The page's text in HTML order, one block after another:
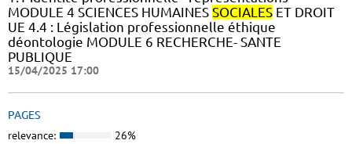
MODULE 4 SCIENCES HUMAINES SOCIALES ET DROIT
UE 4.4 : Législation professionnelle éthique
déontologie MODULE 6 RECHERCHE- SANTE
PUBLIQUE
15/04/2025 17:00
PAGES
relevance: 26%